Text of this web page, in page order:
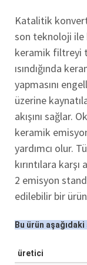
Katalitik
son teknoloji ile
keramik filtreyi
ısındığında
yapmasını
üzerine
akışını sağlar.
keramik
yardımcı olur.
kırıntılara karşı
2 emisyon
edilebilir bir
Bu ürün
üretici